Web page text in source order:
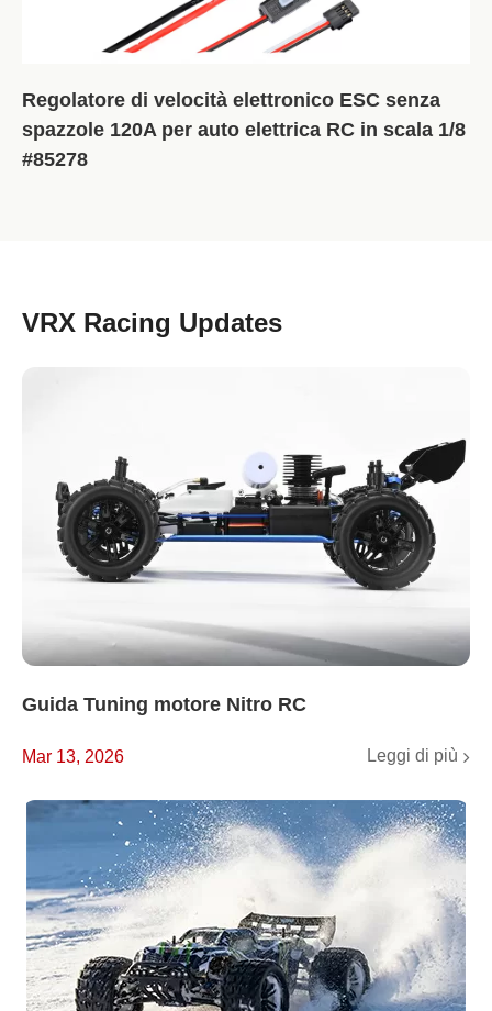
Regolatore di velocità elettronico ESC senza
spazzole 120A per auto elettrica RC in scala 1/8
#85278
VRX Racing Updates
Guida Tuning motore Nitro RC
Mar 13, 2026 Leggi di più